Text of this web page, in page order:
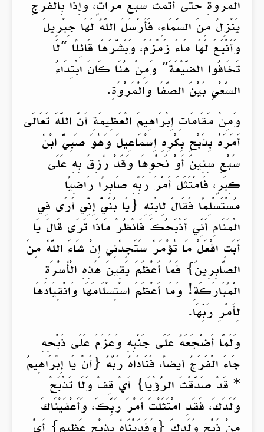
الْمَرْوَةِ حَتَّى أَتَمَّتْ سَبْعَ مَرَّاتٍ، وَإِذَا بِالْفَرَجِ
يَنْزِلُ مِنَ السَّمَاءِ، فَأَرْسَلَ اللَّهُ لَهَا جِبْرِيلَ
وَأَنْبَعَ لَهَا مَاءَ زَمْزَمَ، وَبَشَّرَهَا قَائِلًا “لَا
تَخَافُوا الضَّيْعَةَ” وَمِنْ هُنَا كَانَ ابْتِدَاءُ
السَّعْيِ بَيْنَ الصَّفَا وَالْمَرْوَةِ.
وَمِنْ مَقَامَاتِ إِبْرَاهِيمَ الْعَظِيمَةِ أَنَّ اللَّهَ تَعَالَى
أَمَرَهُ بِذَبْحِ بِكْرِهِ إِسْمَاعِيلَ وَهُوَ صَبِيٌّ ابْنُ
سَبْعِ سِنِينَ أَوْ نَحْوِهَا وَقَدْ رُزِقَ بِهِ عَلَى
كِبَرٍ، فَامْتَثَلَ أَمْرَ رَبِّهِ صَابِرًا رَاضِيًا
مُسْتَسْلِمًا فَقَالَ لِابْنِهِ {يَا بُنَيَّ إِنِّي أَرَى فِي
الْمَنَامِ أَنِّي أَذْبَحُكَ فَانْظُرْ مَاذَا تَرَى قَالَ يَا
أَبَتِ افْعَلْ مَا تُؤْمَرُ سَتَجِدُنِي إِنْ شَاءَ اللَّهُ مِنَ
الصَّابِرِينَ} فَمَا أَعْظَمَ يَقِينَ هَذِهِ الْأُسْرَةِ
الْمُبَارَكَةِ! وَمَا أَعْظَمَ اسْتِسْلَامَهَا وَانْقِيَادَهَا
لِأَمْرِ رَبِّهَا.
وَلَمَّا أَضْجَعَهُ عَلَى جَنْبِهِ وَعَزَمَ عَلَى ذَبْحِهِ
جَاءَ الْفَرَجُ أيضاً، فَنَادَاهُ رَبُّهُ {أَنْ يَا إِبْرَاهِيمُ
* قَدْ صَدَّقْتَ الرُّؤْيَا} أَيْ قِفْ وَلَا تَذْبَحْ
وَلَدَكَ، فَقَدِ امْتَثَلْتَ أَمْرَ رَبِّكَ، وَأَعْفَيْنَاكَ
مِنْ ذَبْحِ وَلَدِكَ {وَفَدَيْنَاهُ بِذِبْحٍ عَظِيمٍ} أَيْ